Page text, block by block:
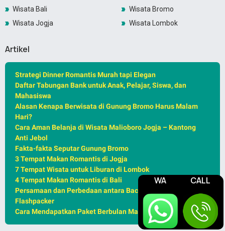
WA CALL
Wisata Bali
Wisata Bromo
Wisata Jogja
Wisata Lombok
Artikel
Strategi Dinner Romantis Murah tapi Elegan
Daftar Tabungan Bank untuk Anak, Pelajar, Siswa, dan
Mahasiswa
Alasan Kenapa Berwisata di Gunung Bromo Harus Malam
Hari?
Cara Aman Belanja di Wisata Malioboro Jogja – Kantong
Anti Jebol
Fakta-fakta Seputar Gunung Bromo
3 Tempat Makan Romantis di Jogja
7 Tempat Wisata untuk Liburan di Lombok
4 Tempat Makan Romantis di Bali
Persamaan dan Perbedaan antara Backpacker, Traveller,
Flashpacker
Cara Mendapatkan Paket Berbulan Madu Murah